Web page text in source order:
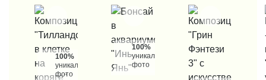
100%
уникальные
фото
100%
уникальные
фото